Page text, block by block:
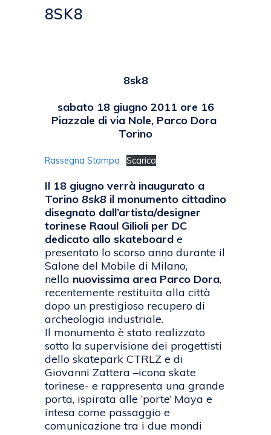
8SK8
8sk8
sabato 18 giugno 2011 ore 16
Piazzale di via Nole, Parco Dora
Torino
Rassegna Stampa Scarica
Il 18 giugno verrà inaugurato a
Torino 8sk8 il monumento cittadino
disegnato dall’artista/designer
torinese Raoul Gilioli per DC
dedicato allo skateboard e
presentato lo scorso anno durante il
Salone del Mobile di Milano,
nella nuovissima area Parco Dora,
recentemente restituita alla città
dopo un prestigioso recupero di
archeologia industriale.
Il monumento è stato realizzato
sotto la supervisione dei progettisti
dello skatepark CTRLZ e di
Giovanni Zattera –icona skate
torinese- e rappresenta una grande
porta, ispirata alle ‘porte’ Maya e
intesa come passaggio e
comunicazione tra i due mondi